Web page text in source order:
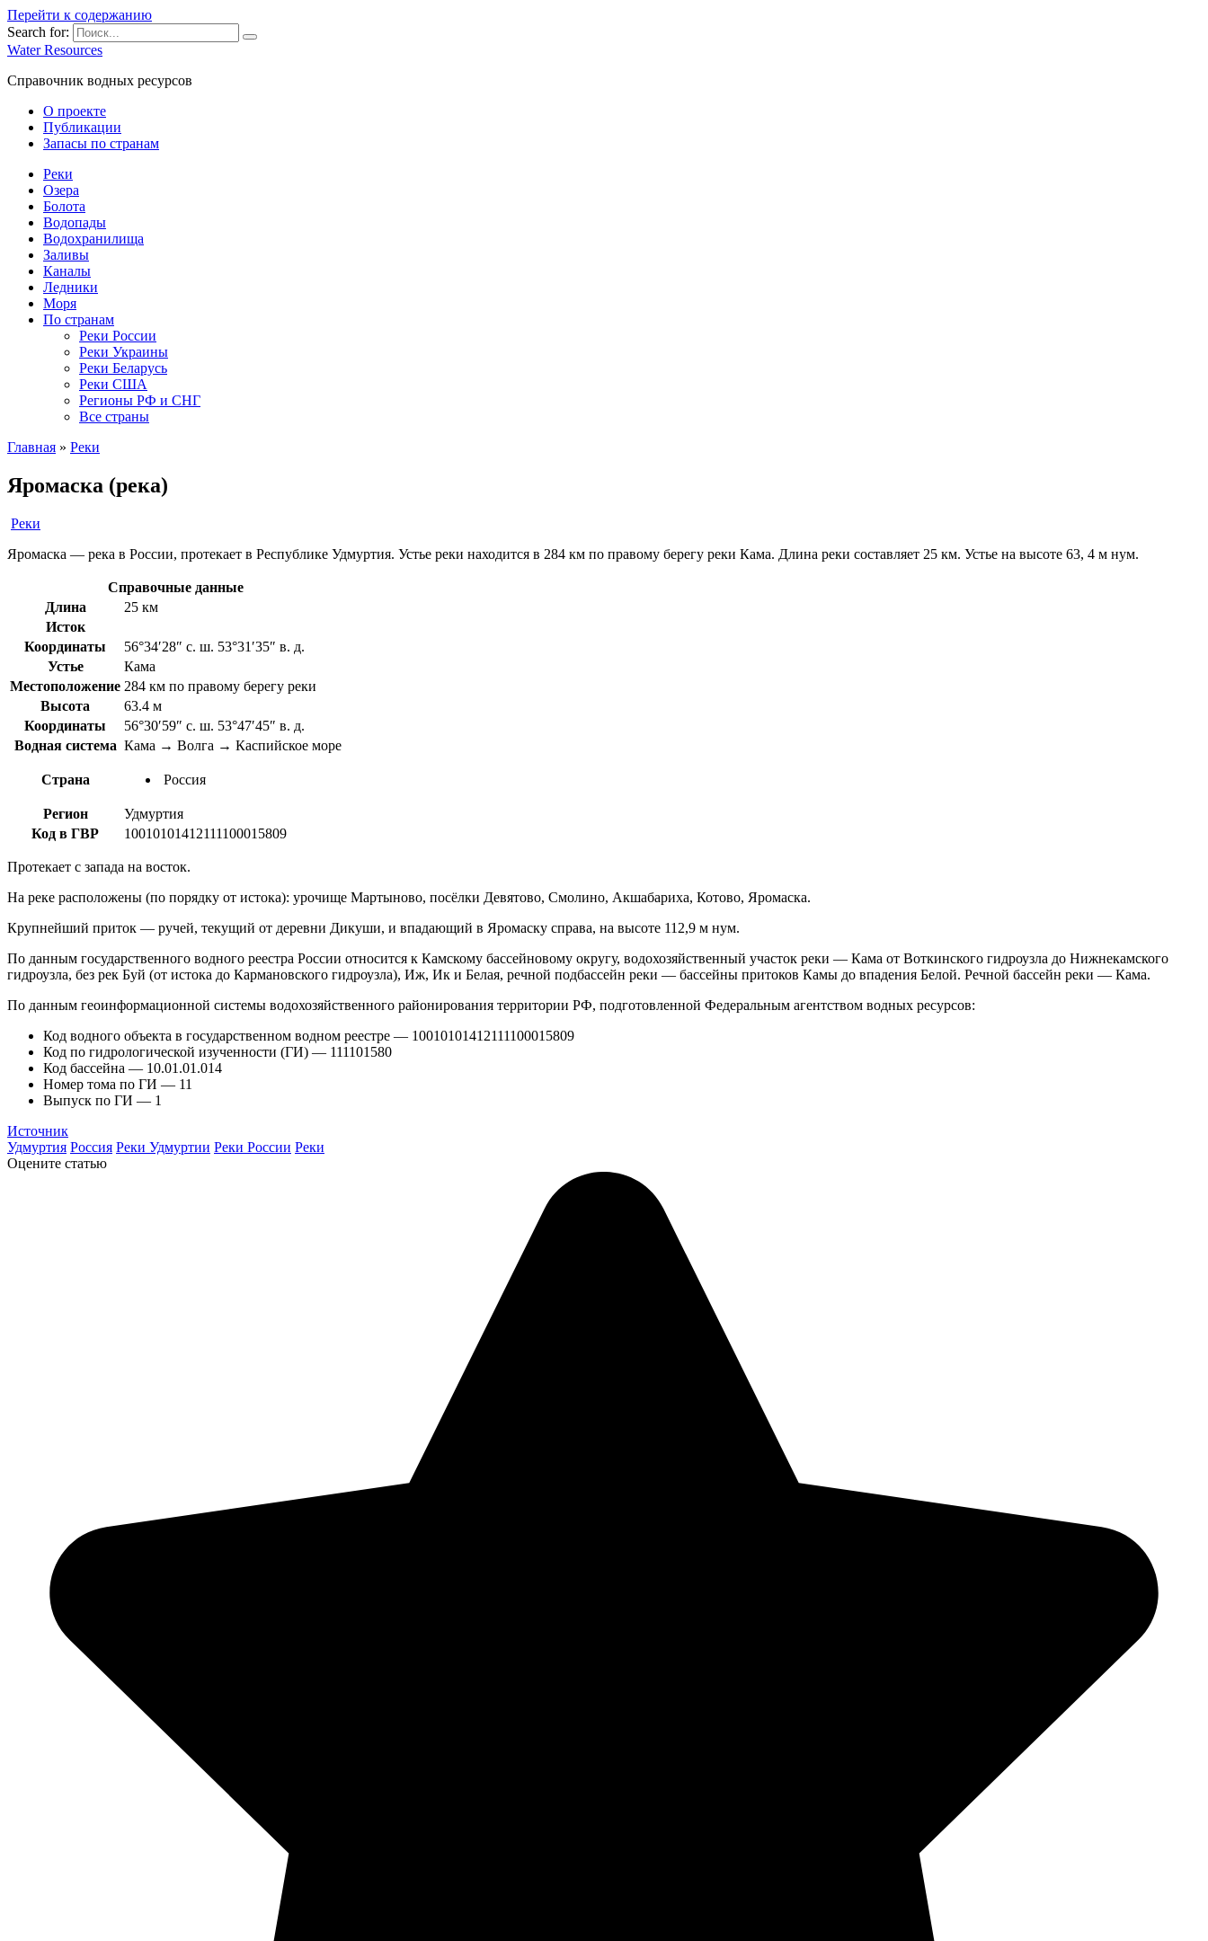
Перейти к содержанию
Search for:
Water Resources
Справочник водных ресурсов
О проекте
Публикации
Запасы по странам
Реки
Озера
Болота
Водопады
Водохранилища
Заливы
Каналы
Ледники
Моря
По странам
Реки России
Реки Украины
Реки Беларусь
Реки США
Регионы РФ и СНГ
Все страны
Главная » Реки
Яромаска (река)
Реки
Яромаска — река в России, протекает в Республике Удмуртия. Устье реки находится в 284 км по правому берегу реки Кама. Длина реки составляет 25 км. Устье на высоте 63, 4 м нум.
Справочные данные
Длина
25 км
Исток
Координаты
56°34′28″ с. ш. 53°31′35″ в. д.
Устье
Кама
Местоположение 284 км по правому берегу реки
Высота
63.4 м
Координаты
56°30′59″ с. ш. 53°47′45″ в. д.
Водная система Кама → Волга → Каспийское море
Страна Россия
Регион
Удмуртия
Код в ГВР
10010101412111100015809
Протекает с запада на восток.
На реке расположены (по порядку от истока): урочище Мартыново, посёлки Девятово, Смолино, Акшабариха, Котово, Яромаска.
Крупнейший приток — ручей, текущий от деревни Дикуши, и впадающий в Яромаску справа, на высоте 112,9 м нум.
По данным государственного водного реестра России относится к Камскому бассейновому округу, водохозяйственный участок реки — Кама от Воткинского гидроузла до Нижнекамского
гидроузла, без рек Буй (от истока до Кармановского гидроузла), Иж, Ик и Белая, речной подбассейн реки — бассейны притоков Камы до впадения Белой. Речной бассейн реки — Кама.
По данным геоинформационной системы водохозяйственного районирования территории РФ, подготовленной Федеральным агентством водных ресурсов:
Код водного объекта в государственном водном реестре — 10010101412111100015809
Код по гидрологической изученности (ГИ) — 111101580
Код бассейна — 10.01.01.014
Номер тома по ГИ — 11
Выпуск по ГИ — 1
Источник
Удмуртия Россия Реки Удмуртии Реки России Реки
Оцените статью